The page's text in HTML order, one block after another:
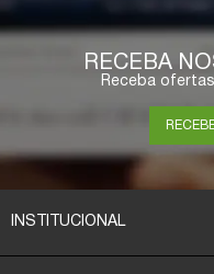
RECEBA
Receba
INSTITUCIONAL